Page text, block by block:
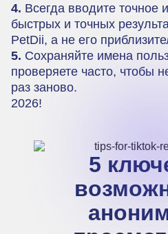
4. Всегда вводите точное
быстрых и точных
PetDii, а не его
5. Сохраняйте имена
проверяете часто, чтобы
раз заново.
2026!
5